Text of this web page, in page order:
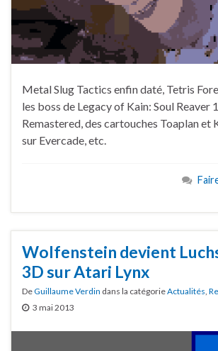
Metal Slug Tactics enfin daté, Tetris
les boss de Legacy of Kain: Soul Reaver
Remastered, des cartouches Toaplan et
sur Evercade, etc.
Wolfenstein devient
3D sur Atari Lynx
DeGuillaume Verdin dans la catégorieActualités
3 mai 2013